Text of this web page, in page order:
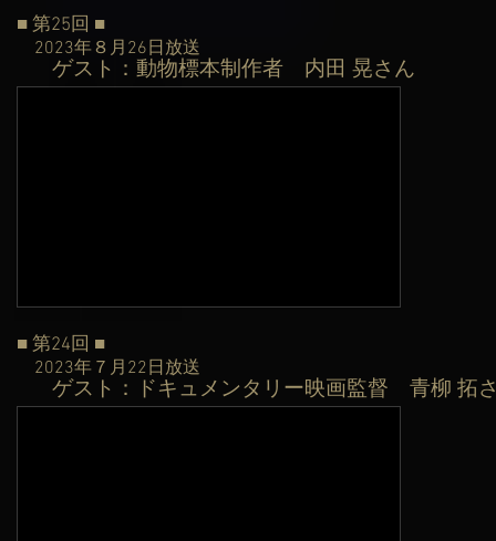
■ 第25回 ■
2023年８月26日 放送
ゲスト：動物標本制作者 内田 晃さん
■ 第24回 ■
2023年７月22日 放送
ゲスト：ドキュメンタリー映画監督 青柳 拓